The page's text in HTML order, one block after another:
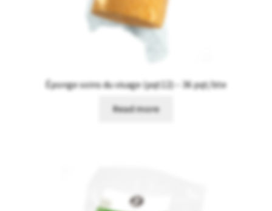
Éponge soins du visage (pqt12) – 36 pqt/bte
Read more